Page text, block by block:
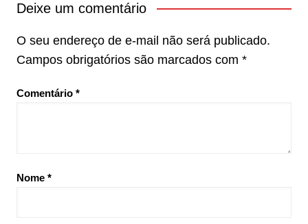
Deixe um comentário
O seu endereço de e-mail não será publicado.
Campos obrigatórios são marcados com *
Comentário *
Nome *